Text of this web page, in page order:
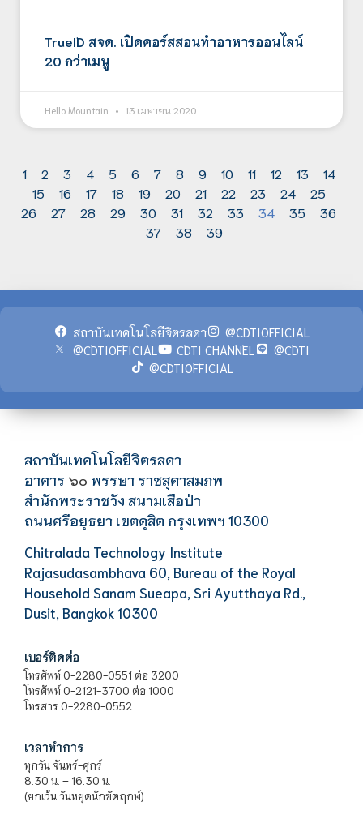
TrueID สจด. เปิดคอร์สสอนทำอาหารออนไลน์
20 กว่าเมนู
Hello Mountain 13 เมษายน 2020
1 2 3 4 5 6 7 8 9 10 11 12 13
14
15
16 17 18 19 20 21 22 23 24
25
26
27 28 29 30 31 32 33 34 35
36
37
38 39
สถาบันเทคโนโลยีจิตรลดา
@CDTIOFFICIAL
@CDTIOFFICIAL
CDTI CHANNEL
@CDTI
@CDTIOFFICIAL
สถาบันเทคโนโลยีจิตรลดา
อาคาร ๖๐ พรรษา ราชสุดาสมภพ
สำนักพระราชวัง สนามเสือป่า
ถนนศรีอยุธยา เขตดุสิต กรุงเทพฯ 10300
Chitralada Technology Institute
Rajasudasambhava 60, Bureau of the Royal
Household Sanam Sueapa, Sri Ayutthaya Rd.,
Dusit, Bangkok 10300
เบอร์ติดต่อ
โทรศัพท์ 0-2280-0551 ต่อ 3200
โทรศัพท์ 0-2121-3700 ต่อ 1000
โทรสาร 0-2280-0552
เวลาทำการ
ทุกวัน จันทร์-ศุกร์
8.30 น. – 16.30 น.
(ยกเว้น วันหยุดนักขัตฤกษ์)